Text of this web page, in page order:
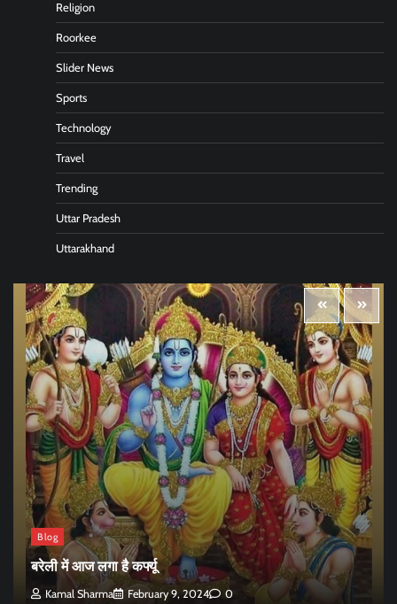
Religion
Roorkee
Slider News
Sports
Technology
Travel
Trending
Uttar Pradesh
Uttarakhand
Blog
बरेली में आज लगा है कर्फ्यू
Kamal Sharma February 9, 2024 0